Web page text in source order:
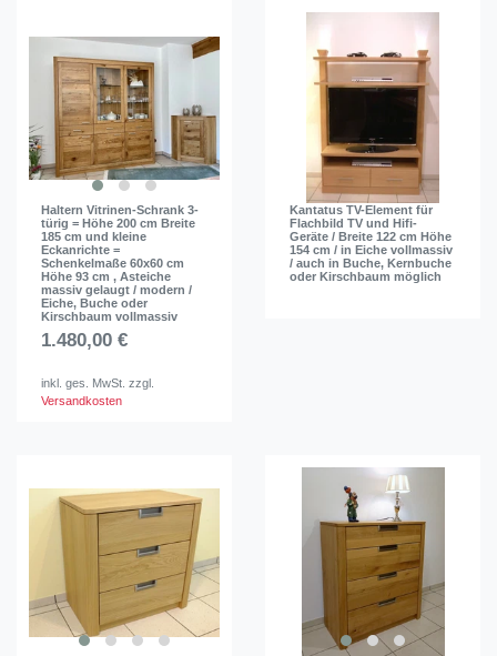
Haltern Vitrinen-Schrank 3-
türig = Höhe 200 cm Breite
185 cm und kleine
Eckanrichte =
Schenkelmaße 60x60 cm
Höhe 93 cm , Asteiche
massiv gelaugt / modern /
Eiche, Buche oder
Kirschbaum vollmassiv
1.480,00 €
inkl. ges. MwSt. zzgl.
Versandkosten
Kantatus TV-Element für
Flachbild TV und Hifi-
Geräte / Breite 122 cm Höhe
154 cm / in Eiche vollmassiv
/ auch in Buche, Kernbuche
oder Kirschbaum möglich